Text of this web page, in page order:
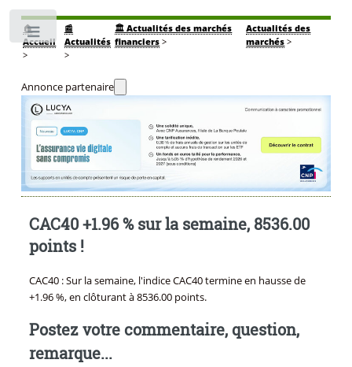
🏠
Accueil
>
📰
Actualités
>
🏛️ Actualités des marchés
financiers >
Actualités des
marchés >
Annonce partenaire
CAC40 +1.96 % sur la semaine, 8536.00
points !
CAC40 : Sur la semaine, l'indice CAC40 termine en hausse de
+1.96 %, en clôturant à 8536.00 points.
Postez votre commentaire, question,
remarque...
Toggle